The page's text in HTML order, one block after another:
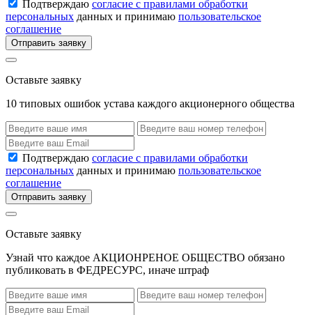
Подтверждаю согласие с правилами обработки
персональных данных и принимаю пользовательское
соглашение
Отправить заявку
Оставьте заявку
10 типовых ошибок устава каждого акционерного общества
Подтверждаю согласие с правилами обработки
персональных данных и принимаю пользовательское
соглашение
Отправить заявку
Оставьте заявку
Узнай что каждое АКЦИОНРЕНОЕ ОБЩЕСТВО обязано
публиковать в ФЕДРЕСУРС, иначе штраф